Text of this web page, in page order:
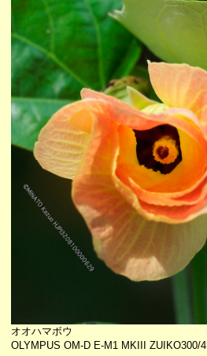
オオハマボウ
OLYMPUS OM-D E-M1 MKIII ZUIKO300/4